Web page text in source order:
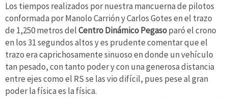
Los tiempos realizados por nuestra mancuerna de pilotos
conformada por Manolo Carrión y Carlos Gotes en el trazo
de 1,250 metros delCentro Dinámico Pegasoparó el crono
en los 31 segundos altos y es prudente comentar que el
trazo era caprichosamente sinuoso en donde un vehículo
tan pesado, con tanto poder y con una generosa distancia
entre ejes como el RS se las vio difícil, pues pese al gran
poder la física es la física.